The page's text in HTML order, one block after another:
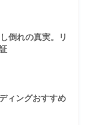
倒れの真実。リ
ィングおすすめ